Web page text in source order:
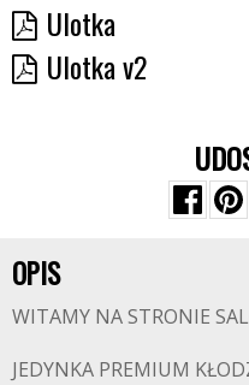
Ulotka
Ulotka v2
OPIS
WITAMY NA STRONIE
JEDYNKA PREMIUM